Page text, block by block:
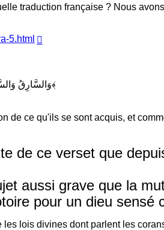
traduction française ? Nous
5.html
﴿وَالسَّارِقُ وَالسَّارِقَةُ فَاقْطَعُوا أَيْدِيَهُمَا جَزَاءً بِمَا كَسَبَا نَكَالًا مِّنَ اللَّهِ ۗ وَاللَّهُ عَزِيزٌ حَكِيمٌ﴾
de ce qu'ils se sont acquis, et
de ce verset que
aussi grave que la
pour un dieu
lois divines dont parlent les